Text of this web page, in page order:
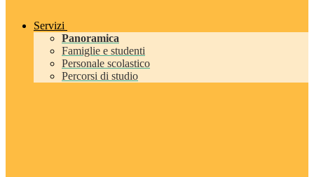
Servizi
Panoramica
Famiglie e studenti
Personale scolastico
Percorsi di studio